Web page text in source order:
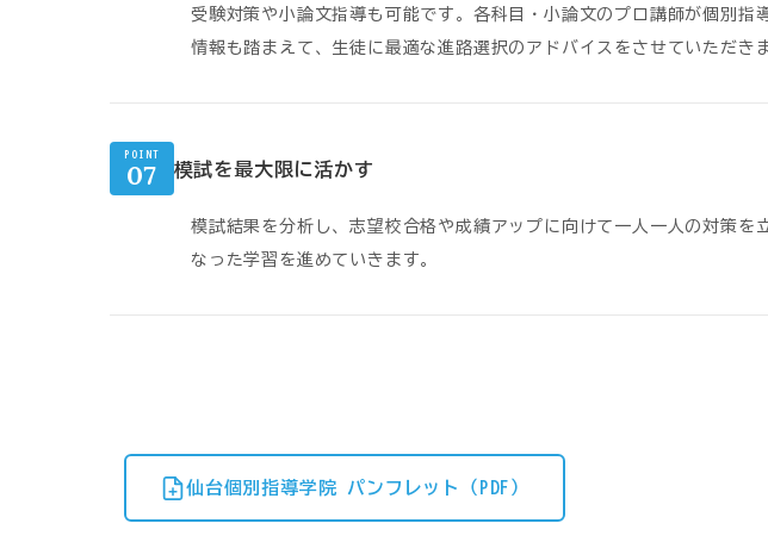
受験対策や小論文指導も可能です。各科目・小論文のプロ講師が個別
情報も踏まえて、生徒に最適な進路選択のアドバイスをさせていただき
POINT
07 模試を最大限に活かす
模試結果を分析し、志望校合格や成績アップに向けて一人一人の対策
なった学習を進めていきます。
仙台個別指導学院 パンフレット（PDF）